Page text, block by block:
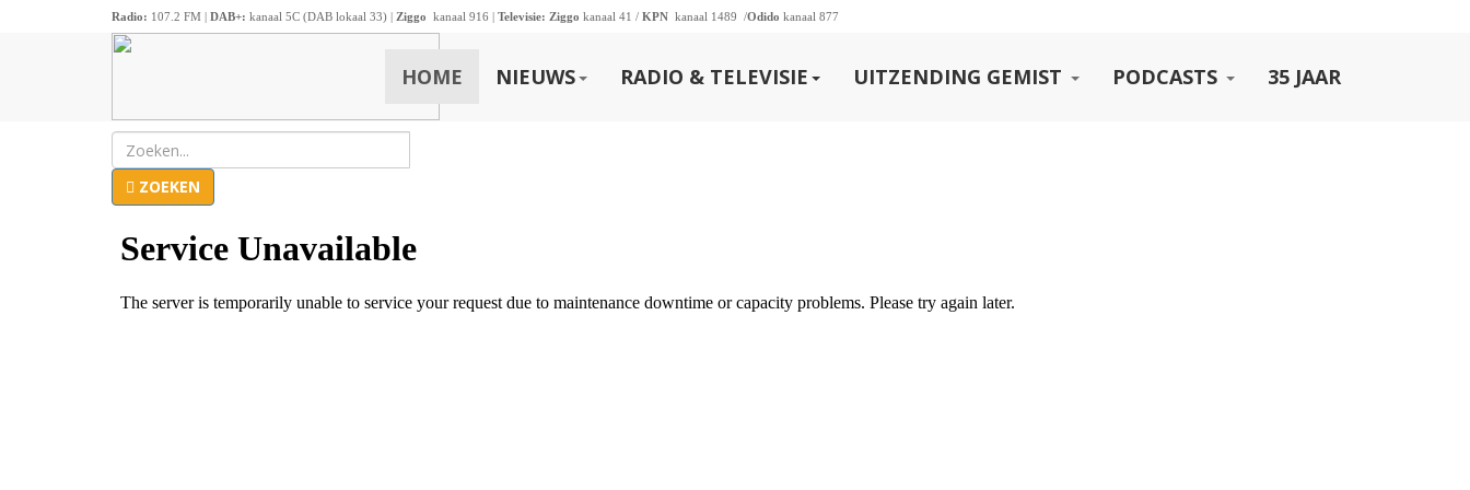
Radio: 107.2 FM | DAB+: kanaal 5C (DAB lokaal 33) | Ziggo kanaal 916 | Televisie: Ziggo kanaal 41 / KPN kanaal 1489 /Odido kanaal 877
HOME NIEUWS RADIO & TELEVISIE UITZENDING GEMIST PODCASTS 35 JAAR
ZOEKEN